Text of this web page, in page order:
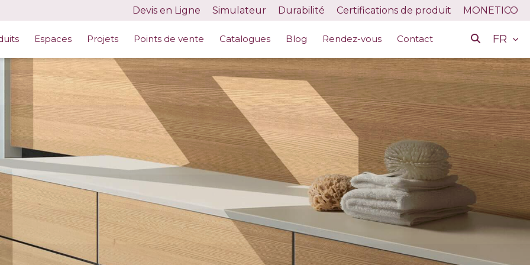
Devis en Ligne Simulateur Durabilité Certifications de produit MONETICO
Espaces Projets Points de vente Catalogues Blog Rendez-vous Contact FR